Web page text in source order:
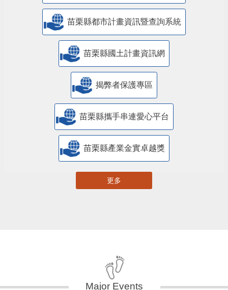
苗栗縣都市計畫資訊暨查詢系統
苗栗縣國土計畫資訊網
揭弊者保護專區
苗栗縣攜手串連愛心平台
苗栗縣產業金實卓越獎
更多